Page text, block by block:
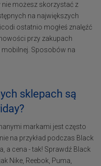
nie możesz skorzystać z
na największych
ostatnio mogłeś znalęźć
przy zakupach
Sposobów na
sklepach są
markami jest często
na przykład podczas Black
a cena - tak! Sprawdź Black
Nike, Reebok, Puma,